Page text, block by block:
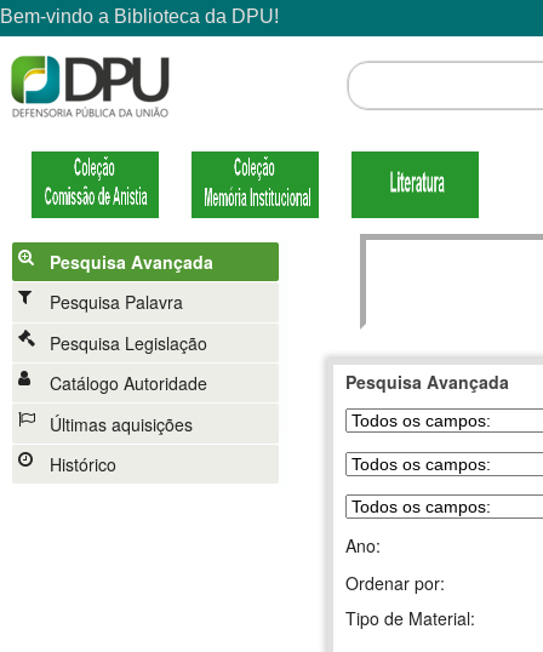
Pesquisa Avançada
Pesquisa Palavra
Pesquisa Legislação
Catálogo Autoridade
Últimas aquisições
Histórico
Pesquisa Avançada
Ano:
Ordenar por:
Tipo de Material: